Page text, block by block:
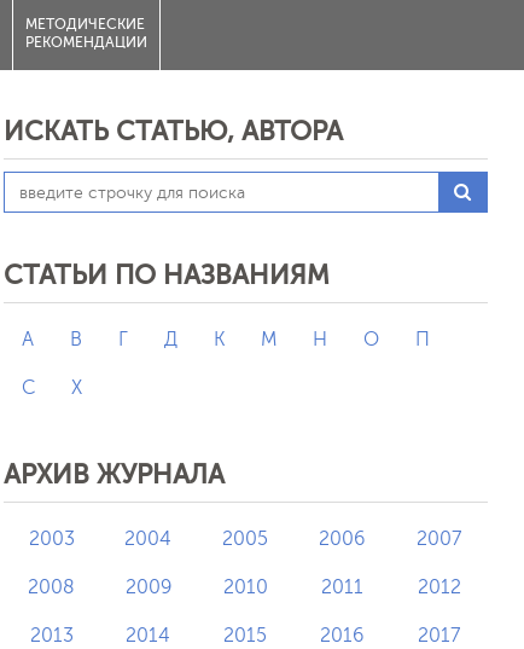
МЕТОДИЧЕСКИЕ
РЕКОМЕНДАЦИИ
ИСКАТЬ СТАТЬЮ, АВТОРА
СТАТЬИ ПО НАЗВАНИЯМ
А В Г Д К М Н О П
С Х
АРХИВ ЖУРНАЛА
2003 2004 2005 2006 2007
2008 2009 2010 2011 2012
2013 2014 2015 2016 2017